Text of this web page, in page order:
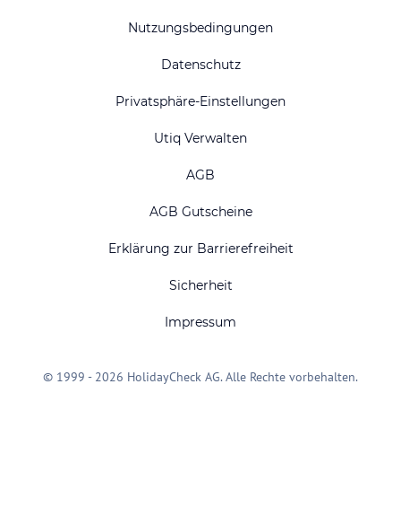
Nutzungsbedingungen
Datenschutz
Privatsphäre-Einstellungen
Utiq Verwalten
AGB
AGB Gutscheine
Erklärung zur Barrierefreiheit
Sicherheit
Impressum
© 1999 - 2026 HolidayCheck AG. Alle Rechte vorbehalten.